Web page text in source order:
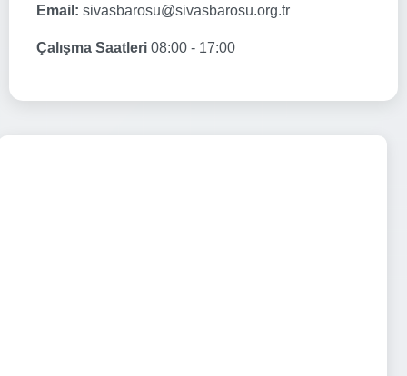
Email: sivasbarosu@sivasbarosu.org.tr
Çalışma Saatleri 08:00 - 17:00